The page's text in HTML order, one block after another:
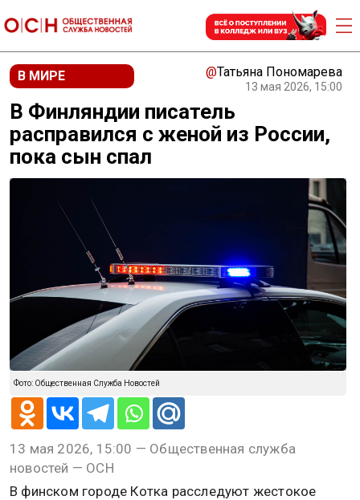
В МИРЕ @Татьяна Пономарева
13 мая 2026, 15:00
В Финляндии писатель
расправился с женой из России,
пока сын спал
Фото: Общественная Служба Новостей
13 мая 2026, 15:00 — Общественная служба
новостей — ОСН
В финском городе Котка расследуют жестокое